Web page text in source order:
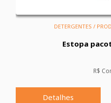
DETERGENTES /
Estopa
R$
Detalhes